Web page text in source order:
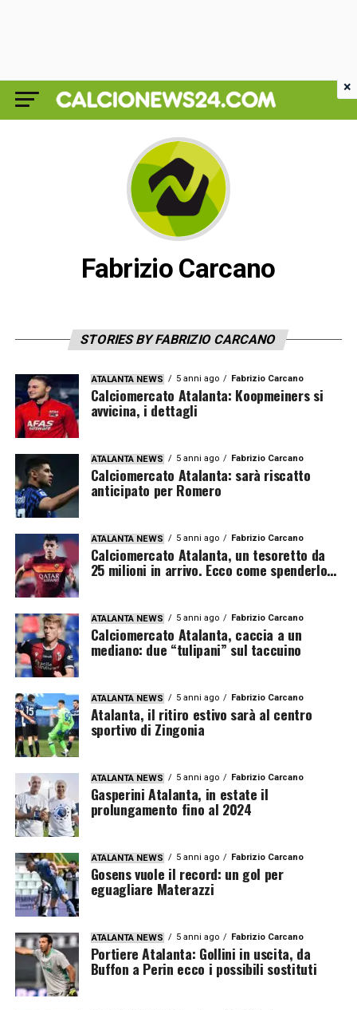
Fabrizio Carcano
STORIES BY FABRIZIO CARCANO
ATALANTA NEWS 5 anni ago Fabrizio Carcano
Calciomercato Atalanta: Koopmeiners si
avvicina, i dettagli
ATALANTA NEWS 5 anni ago Fabrizio Carcano
Calciomercato Atalanta: sarà riscatto
anticipato per Romero
ATALANTA NEWS 5 anni ago Fabrizio Carcano
Calciomercato Atalanta, un tesoretto da
25 milioni in arrivo. Ecco come spenderlo…
ATALANTA NEWS 5 anni ago Fabrizio Carcano
Calciomercato Atalanta, caccia a un
mediano: due “tulipani” sul taccuino
ATALANTA NEWS 5 anni ago Fabrizio Carcano
Atalanta, il ritiro estivo sarà al centro
sportivo di Zingonia
ATALANTA NEWS 5 anni ago Fabrizio Carcano
Gasperini Atalanta, in estate il
prolungamento fino al 2024
ATALANTA NEWS 5 anni ago Fabrizio Carcano
Gosens vuole il record: un gol per
eguagliare Materazzi
ATALANTA NEWS 5 anni ago Fabrizio Carcano
Portiere Atalanta: Gollini in uscita, da
Buffon a Perin ecco i possibili sostituti
×